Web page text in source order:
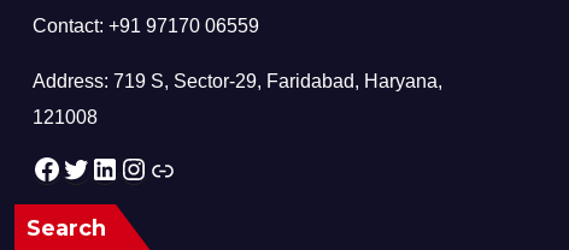
Contact: +91 97170 06559
Address: 719 S, Sector-29, Faridabad, Haryana,
121008
Facebook Twitter LinkedIn Instagram Link
Search